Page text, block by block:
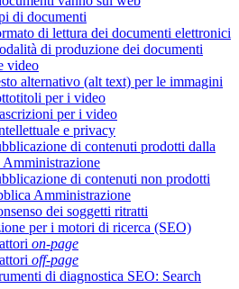
di documenti
di lettura dei documenti elettronici
di produzione dei documenti
video
alternativo (alt text) per le immagini
per i video
per i video
e privacy
di contenuti prodotti dalla
Amministrazione
di contenuti non prodotti
Amministrazione
dei soggetti ritratti
per i motori di ricerca (SEO)
on-page
off-page
di diagnostica SEO: Search